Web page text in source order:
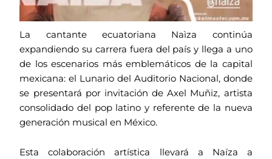
La cantante ecuatoriana Naìza continúa
expandiendo su carrera fuera del país y llega a uno
de los escenarios más emblemáticos de la capital
mexicana: el Lunario del Auditorio Nacional, donde
se presentará por invitación de Axel Muñiz, artista
consolidado del pop latino y referente de la nueva
generación musical en México.
Esta colaboración artística llevará a Naíza a